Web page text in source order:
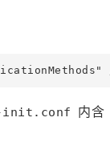
init.conf 内含